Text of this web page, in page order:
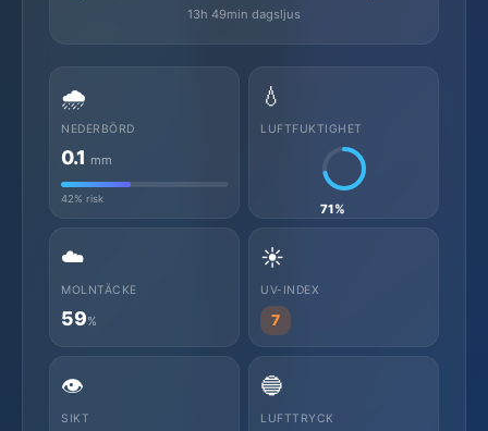
13h 49min dagsljus
🌧️
NEDERBÖRD
0.1 mm
42% risk
💧
LUFTFUKTIGHET
71%
☁️
MOLNTÄCKE
59%
☀️
UV-INDEX
7
👁️
SIKT
🔵
LUFTTRYCK